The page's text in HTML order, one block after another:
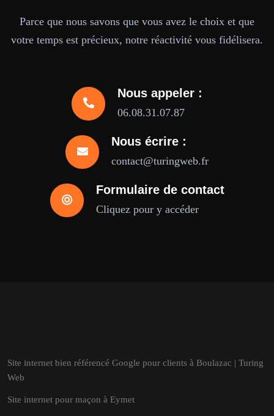
Parce que nous savons que vous avez le choix et que
votre temps est précieux, notre réactivité vous fidélisera.
Nous appeler :
06.08.31.07.87
Nous écrire :
contact@turingweb.fr
Formulaire de contact
Cliquez pour y accéder
Site internet bien référencé Google pour clients à Boulazac | Turing
Web
Site internet pour maçon à Eymet